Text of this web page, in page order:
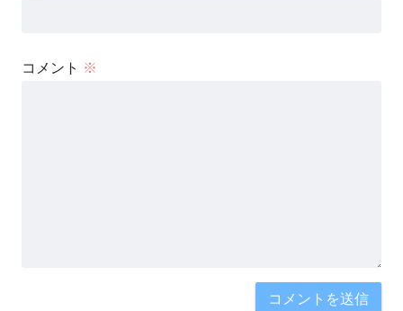
コメント ※